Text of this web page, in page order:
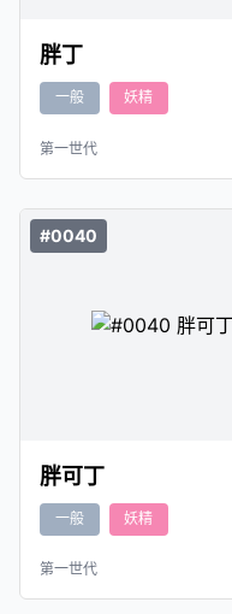
胖丁
一般 妖精
第一世代
#0040
胖可丁
一般 妖精
第一世代